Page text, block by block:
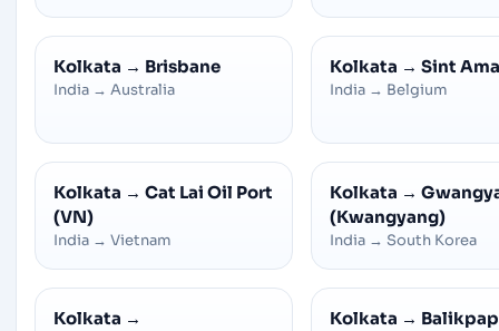
Kolkata → Brisbane
India → Australia
Kolkata → Sint
India → Belgium
Kolkata → Cat Lai Oil Port
(VN)
India → Vietnam
Kolkata →
(Kwangyang)
India → South Korea
Kolkata →
Kolkata →